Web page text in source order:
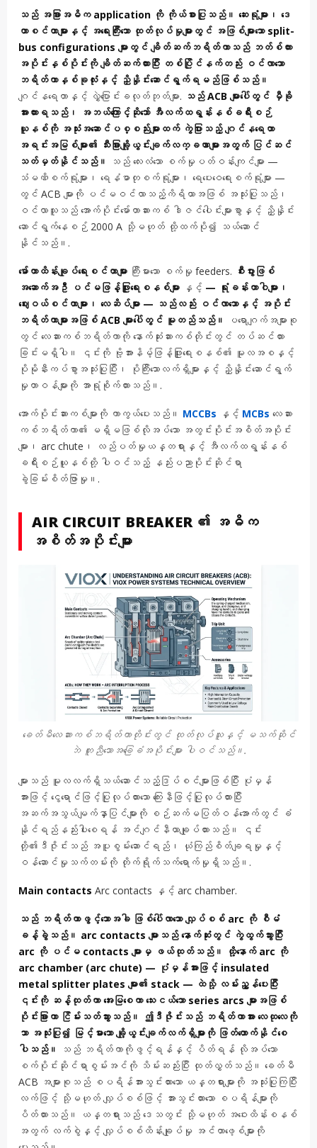
သည် အခြားအဓိက application ကို ကိုယ်စားပြုသည်။ ဆေးရုံများ၊ ဒေ
တာစင်တာများနှင့် အရေးကြီးသော ထုတ်လုပ်မှုများတွင် အဖြစ်များသော split-
bus configurations များတွင် ချိတ်ဆက်ဘရိတ်ကာသည် ဘတ်စ်ကား
အပိုင်းနှစ်ပိုင်းကို ချိတ်ဆက်ထားပြီး တစ်ပြိုင်နက်တည်း ဝင်လာသော
ဘရိတ်ကာနှစ်ခုလုံးနှင့် ညှိနှိုင်းဆောင်ရွက်ရမည်ဖြစ်သည်။
ဂျင်နရေတာနှင့် လွှဲပြောင်းခလုတ်ဘုတ်များ. သည် ACB များပေါ်တွင် မှီခို
အားထားရသည်၊ အဘယ်ကြောင့်ဆိုသော် အီလက်ထရွန်းနစ်ခရီးစဉ်
ယူနစ်ကို အသုံးအဆောင်ပစ္စည်းများထက် ကွဲပြားသည့် ဂျင်နရေတာ
အရင်းအမြစ်များ၏ သီးခြားချို့ယွင်းချက်လက္ခဏာများအတွက် ပြင်ဆင်
သတ်မှတ်နိုင်သည်။
သည် လေးလံသော စက်မှုပတ်ဝန်းကျင်များ —
သံမဏိစက်ရုံများ၊ ရေနံဓာတုစက်ရုံများ၊ ရေပေးဝေရေးစက်ရုံများ —
တွင် ACB များကို ပင်မဝင်လာသည့်ကိရိယာအဖြစ် အသုံးပြုသည်၊
ဝင်လာသူသည် အောက်ပိုင်းမော်တာဆားကစ် ဒါဇင်ပေါင်းများစွာနှင့် ညှိနှိုင်း
ဆောင်ရွက်နေစဉ် 2000 A သို့မဟုတ် ထို့ထက်ပို၍ သယ်ဆောင်
နိုင်သည်။.
မော်တာထိန်းချုပ်ရေးစင်တာများ ကြီးမားသော စက်မှု feeders. စီးပွားဖြစ်
အဆောက်အဦ ပင်မဖြန့်ဖြူးရေးစနစ်များ နှင့် — ရုံးခန်းတာဝါများ၊
ဈေးဝယ်စင်တာများ၊ လေဆိပ်များ — သည်လည်း ဝင်လာသောနှင့် အပိုင်း
ဘရိတ်ကာများအဖြစ် ACB များပေါ်တွင် မူတည်သည်။
ပရောဂျက်အများစု
တွင် လေဆားကစ်ဘရိတ်ကာကို နောက်ဆုံးဆားကစ်တိုင်းတွင် တပ်ဆင်ထား
ခြင်းမရှိပါ။ ၎င်းကို ဗို့အားနိမ့်ဖြန့်ဖြူးရေးစနစ်၏ မူလအစနှင့်
ပိုမိုနီးကပ်စွာအသုံးပြုပြီး၊ ပိုကြီးသောလက်ရှိများနှင့် ညှိနှိုင်းဆောင်ရွက်
မှုတာဝန်များကို အာရုံစိုက်ထားသည်။.
အောက်ပိုင်းဆားကစ်များကို ကာကွယ်ပေးသည်။ MCCBs နှင့် MCBs လေဆား
ကစ်ဘရိတ်ကာ၏ မရှိမဖြစ်လိုအပ်သော အတွင်းပိုင်းအစိတ်အပိုင်း
များ၊ arc chute၊ လည်ပတ်မှုယန္တရားနှင့် အီလက်ထရွန်းနစ်
ခရီးစဉ်ယူနစ်တို့ ပါဝင်သည့် နည်းပညာပိုင်းဆိုင်ရာ
ခွဲခြမ်းစိတ်ဖြာမှု။.
AIR CIRCUIT BREAKER ၏ အဓိက
အစိတ်အပိုင်းများ
ခေတ်မီလေဆားကစ်ဘရိတ်ကာတိုင်းတွင် ထုတ်လုပ်သူနှင့် မသက်ဆိုင်
ဘဲ တူညီသောအခြေခံအပိုင်းများ ပါဝင်သည်။.
များသည် မူလလက်ရှိသယ်ဆောင်သည့်ဒြပ်စင်များဖြစ်ပြီး ပုံမှန်
အားဖြင့် ငွေရောင်ဖြင့်ပြုလုပ်ထားသော ကြေးနီဖြင့်ပြုလုပ်ထားပြီး
အဆက်အသွယ်မျက်နှာပြင်များကို စဉ်ဆက်မပြတ်ဝန်အောက်တွင် ခံ
နိုင်ရည်နည်းပါးစေရန် အင်ဂျင်နီယာချုပ်ထားသည်။ ၎င်း
တို့၏ဒီဇိုင်းသည် အပူစွမ်းဆောင်ရည်၊ ယုံကြည်စိတ်ချရမှုနှင့်
ဝန်ဆောင်မှုသက်တမ်းကို တိုက်ရိုက်သက်ရောက်မှုရှိသည်။.
Main contacts Arc contacts နှင့် arc chamber.
သည် ဘရိတ်ကာဖွင့်သောအခါ ဖြစ်ပေါ်လာသော လျှပ်စစ် arc ကို စီမံ
ခန့်ခွဲသည်။ arc contacts များသည် နောက်ဆုံးတွင် ကွဲထွက်သွားပြီး
arc ကို ပင်မ contacts များမှ ဖယ်ထုတ်သည်။ ထို့နောက် arc ကို
arc chamber (arc chute) — ပုံမှန်အားဖြင့် insulated
metal splitter plates များ၏ stack — ထဲသို့ လမ်းညွှန်ပေးပြီး
၎င်းကို ဆန့်ထုတ်ကာ အေးမြစေကာ သေးငယ်သော series arcs များအဖြစ်
ပိုင်းခြားကာ ငြိမ်းသတ်သွားသည်။ ဤဒီဇိုင်းသည် ဘရိတ်ကာအား လေထုလေကို
သာ အသုံးပြု၍ မြင့်မားသော ချို့ယွင်းချက်လက်ရှိများကို ဖြတ်တောက်နိုင်စေ
ပါသည်။
သည် ဘရိတ်ကာကိုဖွင့်ရန်နှင့် ပိတ်ရန် လိုအပ်သော
စက်ပိုင်းဆိုင်ရာစွမ်းအင်ကို သိမ်းဆည်းပြီး ထုတ်လွှတ်သည်။ ခေတ်မီ
ACB အများစုသည် စပရိန်အားသွင်းထားသော ယန္တရားများကို အသုံးပြုကြပြီး
လက်ဖြင့် သို့မဟုတ် လျှပ်စစ်ဖြင့် အားသွင်းထားသော စပရိန်များကို
ပိတ်ထားသည်။ ယန္တရားသည် ဒေသတွင်း သို့မဟုတ် အဝေးထိန်းစနစ်
အတွက် လက်စွဲနှင့် လျှပ်စစ်ထိန်းချုပ်မှု အင်တာဖေ့စ်များကို